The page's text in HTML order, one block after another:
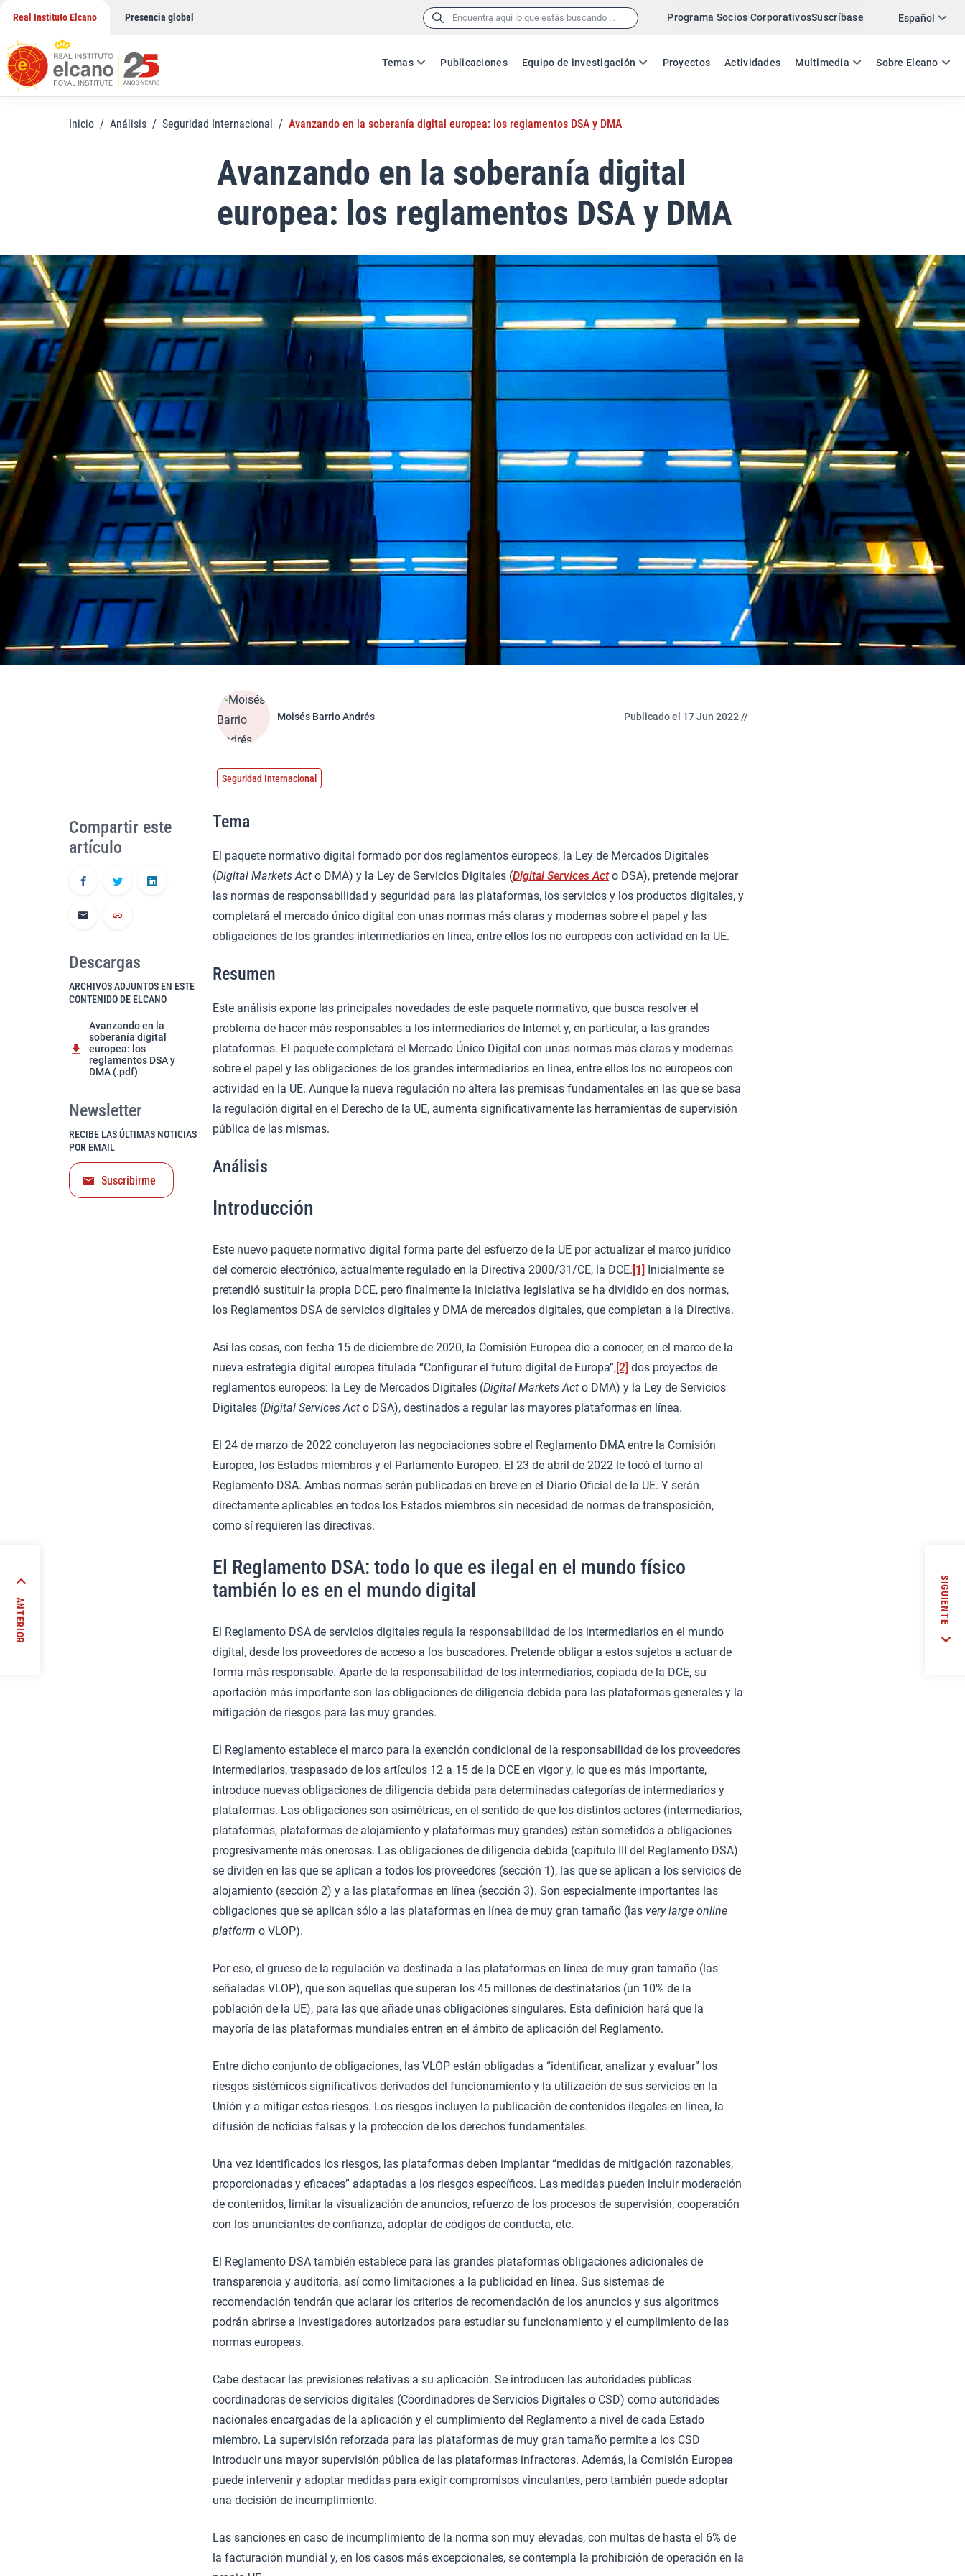
contenido
Real Instituto Elcano Presencia global Buscar: Programa Socios CorporativosSuscríbase Español
ES EN
Temas Publicaciones Equipo de investigación Proyectos Actividades Multimedia Sobre Elcano
Twitter
Inicio / Análisis / Seguridad Internacional / Avanzando en la soberanía digital europea: los reglamentos DSA y DMA
Avanzando en la soberanía digital
europea: los reglamentos DSA y DMA
Moisés Barrio Andrés Publicado el 17 Jun 2022 //
Seguridad Internacional
Tema
El paquete normativo digital formado por dos reglamentos europeos, la Ley de Mercados Digitales
(Digital Markets Act o DMA) y la Ley de Servicios Digitales (Digital Services Acto DSA), pretende mejorar
las normas de responsabilidad y seguridad para las plataformas, los servicios y los productos digitales, y
completará el mercado único digital con unas normas más claras y modernas sobre el papel y las
obligaciones de los grandes intermediarios en línea, entre ellos los no europeos con actividad en la UE.
Resumen
Este análisis expone las principales novedades de este paquete normativo, que busca resolver el
problema de hacer más responsables a los intermediarios de Internet y, en particular, a las grandes
plataformas. El paquete completará el Mercado Único Digital con unas normas más claras y modernas
sobre el papel y las obligaciones de los grandes intermediarios en línea, entre ellos los no europeos con
actividad en la UE. Aunque la nueva regulación no altera las premisas fundamentales en las que se basa
la regulación digital en el Derecho de la UE, aumenta significativamente las herramientas de supervisión
pública de las mismas.
Análisis
Introducción
Este nuevo paquete normativo digital forma parte del esfuerzo de la UE por actualizar el marco jurídico
del comercio electrónico, actualmente regulado en la Directiva 2000/31/CE, la DCE. [1] Inicialmente se
pretendió sustituir la propia DCE, pero finalmente la iniciativa legislativa se ha dividido en dos normas,
los Reglamentos DSA de servicios digitales y DMA de mercados digitales, que completan a la Directiva.
Así las cosas, con fecha 15 de diciembre de 2020, la Comisión Europea dio a conocer, en el marco de la
nueva estrategia digital europea titulada “Configurar el futuro digital de Europa”,[2] dos proyectos de
reglamentos europeos: la Ley de Mercados Digitales (Digital Markets Act o DMA) y la Ley de Servicios
Digitales (Digital Services Act o DSA), destinados a regular las mayores plataformas en línea.
El 24 de marzo de 2022 concluyeron las negociaciones sobre el Reglamento DMA entre la Comisión
Europea, los Estados miembros y el Parlamento Europeo. El 23 de abril de 2022 le tocó el turno al
Reglamento DSA. Ambas normas serán publicadas en breve en el Diario Oficial de la UE. Y serán
directamente aplicables en todos los Estados miembros sin necesidad de normas de transposición,
como sí requieren las directivas.
El Reglamento DSA: todo lo que es ilegal en el mundo físico
también lo es en el mundo digital
El Reglamento DSA de servicios digitales regula la responsabilidad de los intermediarios en el mundo
digital, desde los proveedores de acceso a los buscadores. Pretende obligar a estos sujetos a actuar de
forma más responsable. Aparte de la responsabilidad de los intermediarios, copiada de la DCE, su
aportación más importante son las obligaciones de diligencia debida para las plataformas generales y la
mitigación de riesgos para las muy grandes.
El Reglamento establece el marco para la exención condicional de la responsabilidad de los proveedores
intermediarios, traspasado de los artículos 12 a 15 de la DCE en vigor y, lo que es más importante,
introduce nuevas obligaciones de diligencia debida para determinadas categorías de intermediarios y
plataformas. Las obligaciones son asimétricas, en el sentido de que los distintos actores (intermediarios,
plataformas, plataformas de alojamiento y plataformas muy grandes) están sometidos a obligaciones
progresivamente más onerosas. Las obligaciones de diligencia debida (capítulo III del Reglamento DSA)
se dividen en las que se aplican a todos los proveedores (sección 1), las que se aplican a los servicios de
alojamiento (sección 2) y a las plataformas en línea (sección 3). Son especialmente importantes las
obligaciones que se aplican sólo a las plataformas en línea de muy gran tamaño (las very large online
platform o VLOP).
Por eso, el grueso de la regulación va destinada a las plataformas en línea de muy gran tamaño (las
señaladas VLOP), que son aquellas que superan los 45 millones de destinatarios (un 10% de la
población de la UE), para las que añade unas obligaciones singulares. Esta definición hará que la
mayoría de las plataformas mundiales entren en el ámbito de aplicación del Reglamento.
Entre dicho conjunto de obligaciones, las VLOP están obligadas a “identificar, analizar y evaluar” los
riesgos sistémicos significativos derivados del funcionamiento y la utilización de sus servicios en la
Unión y a mitigar estos riesgos. Los riesgos incluyen la publicación de contenidos ilegales en línea, la
difusión de noticias falsas y la protección de los derechos fundamentales.
Una vez identificados los riesgos, las plataformas deben implantar “medidas de mitigación razonables,
proporcionadas y eficaces” adaptadas a los riesgos específicos. Las medidas pueden incluir moderación
de contenidos, limitar la visualización de anuncios, refuerzo de los procesos de supervisión, cooperación
con los anunciantes de confianza, adoptar de códigos de conducta, etc.
El Reglamento DSA también establece para las grandes plataformas obligaciones adicionales de
transparencia y auditoría, así como limitaciones a la publicidad en línea. Sus sistemas de
recomendación tendrán que aclarar los criterios de recomendación de los anuncios y sus algoritmos
podrán abrirse a investigadores autorizados para estudiar su funcionamiento y el cumplimiento de las
normas europeas.
Cabe destacar las previsiones relativas a su aplicación. Se introducen las autoridades públicas
coordinadoras de servicios digitales (Coordinadores de Servicios Digitales o CSD) como autoridades
nacionales encargadas de la aplicación y el cumplimiento del Reglamento a nivel de cada Estado
miembro. La supervisión reforzada para las plataformas de muy gran tamaño permite a los CSD
introducir una mayor supervisión pública de las plataformas infractoras. Además, la Comisión Europea
puede intervenir y adoptar medidas para exigir compromisos vinculantes, pero también puede adoptar
una decisión de incumplimiento.
Las sanciones en caso de incumplimiento de la norma son muy elevadas, con multas de hasta el 6% de
la facturación mundial y, en los casos más excepcionales, se contempla la prohibición de operación en la
Compartir este
artículo
Descargas
ARCHIVOS ADJUNTOS EN ESTE
CONTENIDO DE ELCANO
Avanzando en la
soberanía digital
europea: los
reglamentos DSA y
DMA (.pdf)
Newsletter
RECIBE LAS ÚLTIMAS NOTICIAS
POR EMAIL
Suscribirme
ANTERIOR SIGUIENTE